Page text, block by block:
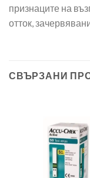
признаците на
отток,
СВЪРЗАНИ